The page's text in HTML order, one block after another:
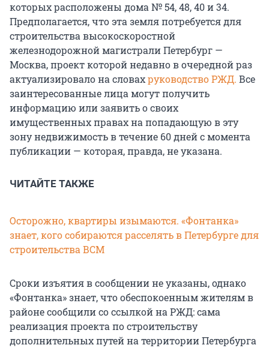
которых расположены дома № 54, 48, 40 и 34.
Предполагается, что эта земля потребуется для
строительства высокоскоростной
железнодорожной магистрали Петербург —
Москва, проект которой недавно в очередной раз
актуализировало на словахруководство РЖД. Все
заинтересованные лица могут получить
информацию или заявить о своих
имущественных правах на попадающую в эту
зону недвижимость в течение 60 дней c момента
публикации — которая, правда, не указана.
ЧИТАЙТЕ ТАКЖЕ
Осторожно, квартиры изымаются. «Фонтанка»
знает, кого собираются расселять в Петербурге для
строительства ВСМ
Сроки изъятия в сообщении не указаны, однако
«Фонтанка» знает, что обеспокоенным жителям в
районе сообщили со ссылкой на РЖД: сама
реализация проекта по строительству
дополнительных путей на территории Петербурга